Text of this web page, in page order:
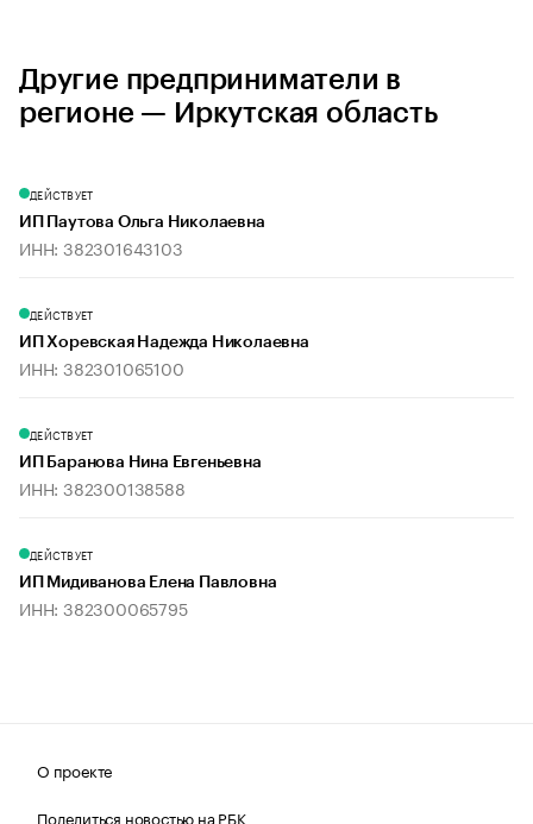
Другие предприниматели в
регионе — Иркутская область
ДЕЙСТВУЕТ
ИП Паутова Ольга Николаевна
ИНН: 382301643103
ДЕЙСТВУЕТ
ИП Хоревская Надежда Николаевна
ИНН: 382301065100
ДЕЙСТВУЕТ
ИП Баранова Нина Евгеньевна
ИНН: 382300138588
ДЕЙСТВУЕТ
ИП Мидиванова Елена Павловна
ИНН: 382300065795
О проекте
Поделиться новостью на РБК